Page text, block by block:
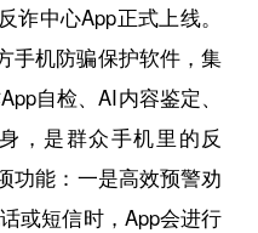
中心App正式上线。
手机防骗保护软件，集
自检、AI内容鉴定、
，是群众手机里的反
功能：一是高效预警劝
或短信时，App会进行